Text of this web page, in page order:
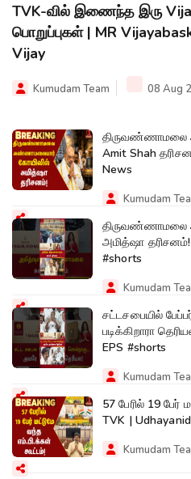
TVK-வில் இணைந்த இரு
பொறுப்புகள் | MR
Vijay
Kumudam Team 08 Aug
திருவண்ணாமலை
Amit Shah தரிசனம்! |
News
Kumudam
திருவண்ணாமலை
அமித்ஷா தரிசனம்! | Modi |
#shorts
Kumudam
சட்டசபையில்
படிக்கிறாரா
EPS #shorts
Kumudam
57 பேரில் 19
TVK |
Kumudam